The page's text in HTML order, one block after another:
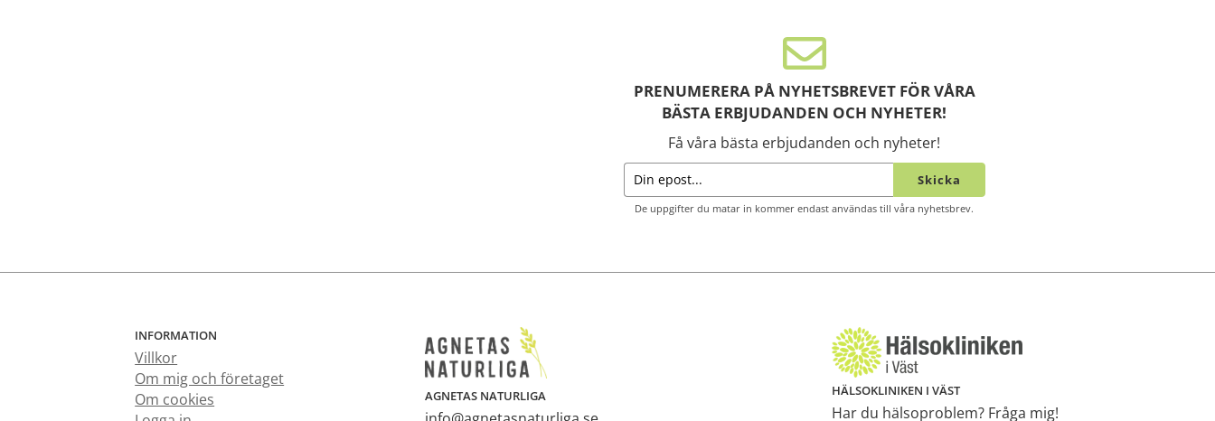
PRENUMERERA PÅ NYHETSBREVET FÖR VÅRA
BÄSTA ERBJUDANDEN OCH NYHETER!
Få våra bästa erbjudanden och nyheter!
Skicka
De uppgifter du matar in kommer endast användas till våra nyhetsbrev.
INFORMATION
Villkor
Om mig och företaget
Om cookies
AGNETAS NATURLIGA HÄLSOKLINIKEN I VÄST
Har du hälsoproblem? Fråga mig!